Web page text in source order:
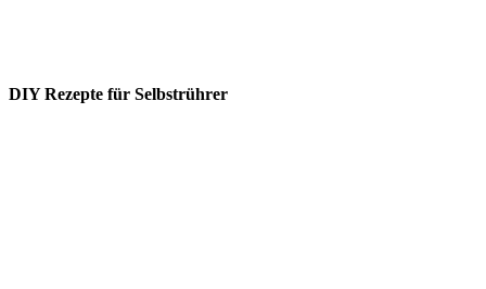
DIY Rezepte für Selbstrührer